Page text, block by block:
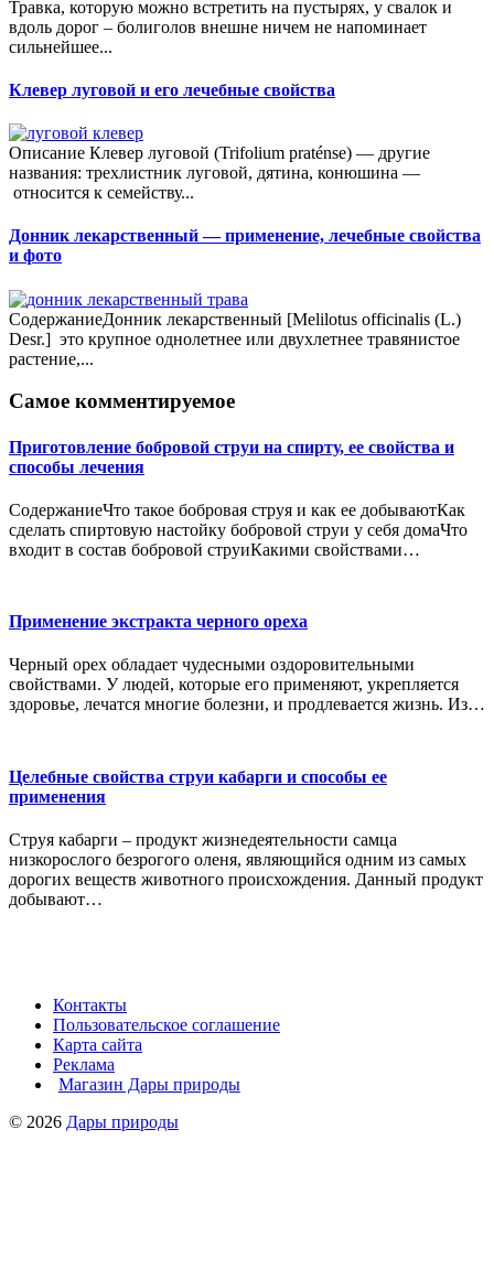
Травка, которую можно встретить на пустырях, у свалок и
вдоль дорог – болиголов внешне ничем не напоминает
сильнейшее...
Клевер луговой и его лечебные свойства
Описание Клевер луговой (Trifolium praténse) — другие
названия: трехлистник луговой, дятина, конюшина —
относится к семейству...
Донник лекарственный — применение, лечебные свойства
и фото
СодержаниеДонник лекарственный [Melilotus officinalis (L.)
Desr.] это крупное однолетнее или двухлетнее травянистое
растение,...
Самое комментируемое
Приготовление бобровой струи на спирту, ее свойства и
способы лечения
СодержаниеЧто такое бобровая струя и как ее добываютКак
сделать спиртовую настойку бобровой струи у себя домаЧто
входит в состав бобровой струиКакими свойствами…
Применение экстракта черного ореха
Черный орех обладает чудесными оздоровительными
свойствами. У людей, которые его применяют, укрепляется
здоровье, лечатся многие болезни, и продлевается жизнь. Из…
Целебные свойства струи кабарги и способы ее
применения
Струя кабарги – продукт жизнедеятельности самца
низкорослого безрогого оленя, являющийся одним из самых
дорогих веществ животного происхождения. Данный продукт
добывают…
Контакты
Пользовательское соглашение
Карта сайта
Реклама
Магазин Дары природы
© 2026 Дары природы